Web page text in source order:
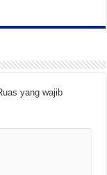
yang wajib